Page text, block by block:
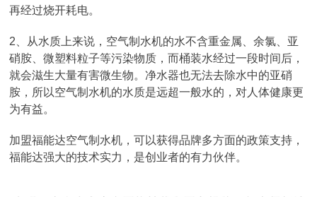
再经过烧开耗电。
2、从水质上来说，空气制水机的水不含重金属、余氯、亚
硝胺、微塑料粒子等污染物质，而桶装水经过一段时间后，
就会滋生大量有害微生物。净水器也无法去除水中的亚硝
胺，所以空气制水机的水质是远超一般水的，对人体健康更
为有益。
加盟福能达空气制水机，可以获得品牌多方面的政策支持，
福能达强大的技术实力，是创业者的有力伙伴。